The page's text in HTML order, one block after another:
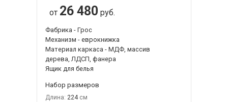
от 26 480 руб.
Фабрика - Грос
Механизм - еврокнижка
Материал каркаса - МДФ, массив
дерева, ЛДСП, фанера
Ящик для белья
Набор размеров
Длина: 224